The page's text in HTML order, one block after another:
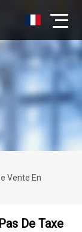
Vente En
De Taxe